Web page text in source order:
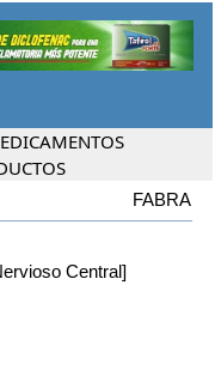
FABRA
Central]